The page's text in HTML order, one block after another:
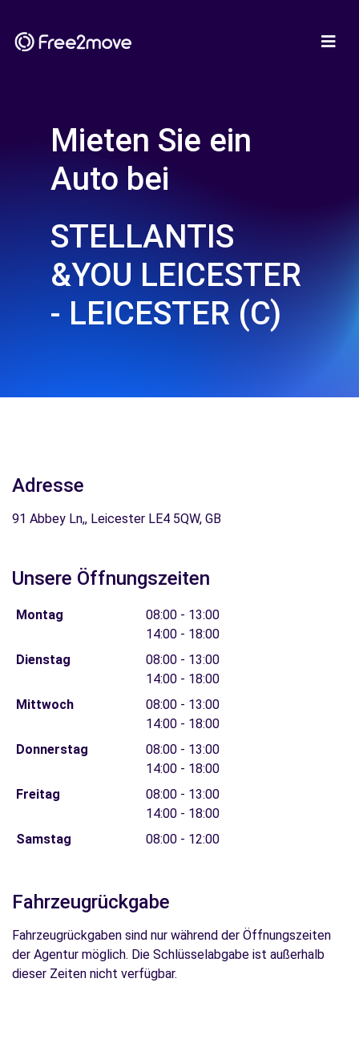
Mieten Sie ein
Auto bei
STELLANTIS
&YOU LEICESTER
- LEICESTER (C)
Adresse
91 Abbey Ln,, Leicester LE4 5QW, GB
Unsere Öffnungszeiten
Montag
08:00 - 13:00
14:00 - 18:00
Dienstag
08:00 - 13:00
14:00 - 18:00
Mittwoch
08:00 - 13:00
14:00 - 18:00
Donnerstag
08:00 - 13:00
14:00 - 18:00
Freitag
08:00 - 13:00
14:00 - 18:00
Samstag
08:00 - 12:00
Fahrzeugrückgabe
Fahrzeugrückgaben sind nur während der Öffnungszeiten
der Agentur möglich. Die Schlüsselabgabe ist außerhalb
dieser Zeiten nicht verfügbar.